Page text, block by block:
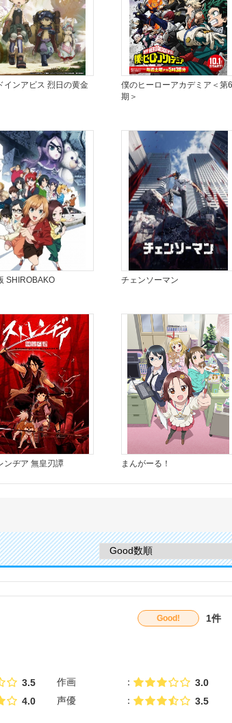
インアビス 烈日の黄金
僕のヒーローアカデミア＜第6
期＞
SHIROBAKO チェンソーマン
ンヂア 無皇刃譚 まんがーる！
Good! 1件
3.5 作画
3.0
4.0 声優 3.5